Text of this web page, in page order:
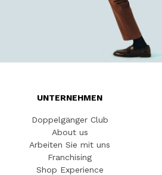
UNTERNEHMEN
Doppelgänger Club
About us
Arbeiten Sie mit uns
Franchising
Shop Experience